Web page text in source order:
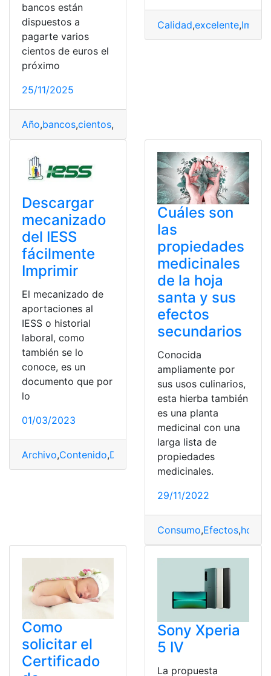
bancos están
dispuestos a
pagarte varios
cientos de euros el
próximo
25/11/2025
Año,bancos,cientos,
Calidad,excelente,
Descargar
mecanizado
del IESS
fácilmente
Imprimir
El mecanizado de
aportaciones al
IESS o historial
laboral, como
también se lo
conoce, es un
documento que por
lo
01/03/2023
Archivo,Contenido,Documentos,Historial,IESS
Cuáles son
las
propiedades
medicinales
de la hoja
santa y sus
efectos
secundarios
Conocida
ampliamente por
sus usos culinarios,
esta hierba también
es una planta
medicinal con una
larga lista de
propiedades
medicinales.
29/11/2022
Consumo,Efectos,hoja
Como
solicitar el
Certificado
Sony Xperia
5 IV
La propuesta